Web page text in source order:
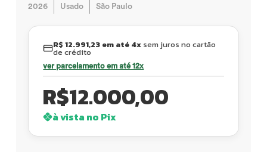
2026 Usado São Paulo
R$ 12.991,23 em até 4x sem juros no cartão
de crédito
ver parcelamento em até 12x
R$12.000,00
à vista no Pix